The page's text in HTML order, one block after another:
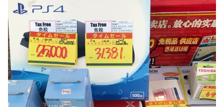
New!
【衝撃】クルタ族虐 殺の犯人、ツェリードニヒで確
定！クロロの演劇のせいで2人も無駄死ににwwww
New!
【悲報】ライター「ちいかわが反社とコラボしてた」
ﾊﾟｼｬｯ
New!
死神のコスプレをして隣のビルの屋上から病院を眺め
ていた男を逮捕ｗｗｗ
New!
【画像】コスプレイヤーが死ぬ気で痩せた結果ｗｗｗ
ｗ
New!
【画像】かつて天下を獲っていたYouTuberの現在ｗ
ｗｗｗ
New!
【速報】熊本イオンモール、爆発の原因は『これ』の
可能性
New!
【悲報】コレコレ、月収1億円ｗｗｗそりゃ外出るの
にボディガードつけるわ…
New!
【悲報】有名漫画家、がんを公表「大腸癌になってし
まいました。肝臓に転移も見られてステージ4です」